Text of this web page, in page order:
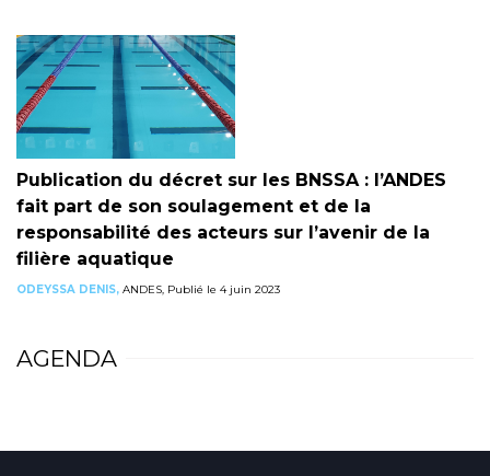
Publication du décret sur les BNSSA : l’ANDES
fait part de son soulagement et de la
responsabilité des acteurs sur l’avenir de la
filière aquatique
ODEYSSA DENIS, ANDES, Publié le 4 juin 2023
AGENDA